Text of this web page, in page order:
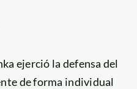
ejerció la defensa del
de forma individual